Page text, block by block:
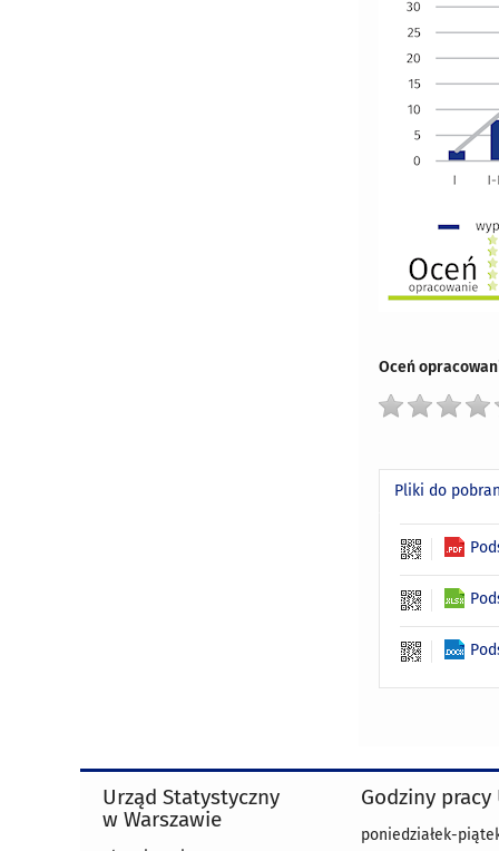
Oceń
Pliki do
Urząd Statystyczny
w Warszawie
Godziny pracy
poniedziałek-